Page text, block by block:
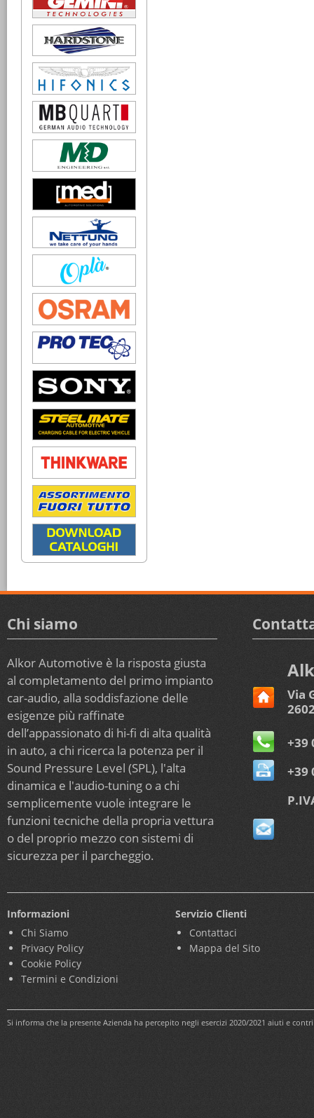
Chi siamo
Alkor Automotive è la risposta giusta
al completamento del primo impianto
car-audio, alla soddisfazione delle
esigenze più raffinate
dell’appassionato di hi-fi di alta qualità
in auto, a chi ricerca la potenza per il
Sound Pressure Level (SPL), l'alta
dinamica e l'audio-tuning o a chi
semplicemente vuole integrare le
funzioni tecniche della propria vettura
o del proprio mezzo con sistemi di
sicurezza per il parcheggio.
Via
+39
+39
Informazioni
Chi Siamo
Privacy Policy
Cookie Policy
Termini e Condizioni
Servizio Clienti
Contattaci
Mappa del Sito
Si informa che la presente Azienda ha percepito negli esercizi 2020/2021 aiuti e